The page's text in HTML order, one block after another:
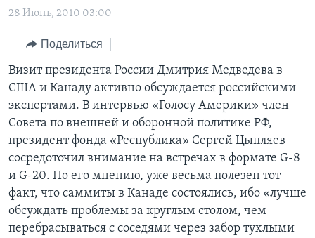
Перейти
поиск
ПОЧЕМУ ЭТО ВАЖНО?
ДИСКУССИЯ VOA
ДЕТАЛИ
НЬЮ-ЙОРК NEW YORK
АМЕРИКА. БОЛЬШОЕ ПУТЕШЕСТВИЕ
А КАК В АМЕРИКЕ?
АРТЕФАКТЫ
АМЕРИКАНСКИЕ ГОРОДКИ
ТЕСТЫ
ФАКТЫ ПРОТИВ ФЕЙКОВ
ЗА СВОБОДУ ПРЕССЫ
УЧИМ АНГЛИЙСКИЙ
ВИДЕО
ПОДПИСКА НА НОВОСТИ
Learning English
СОЦИАЛЬНЫЕ СЕТИ
28 Июнь, 2010 03:00
Поделиться
Визит президента России Дмитрия Медведева в
США и Канаду активно обсуждается российскими
экспертами. В интервью «Голосу Америки» член
Совета по внешней и оборонной политике РФ,
президент фонда «Республика» Сергей Цыпляев
сосредоточил внимание на встречах в формате G-8
и G-20. По его мнению, уже весьма полезен тот
факт, что саммиты в Канаде состоялись, ибо «лучше
обсуждать проблемы за круглым столом, чем
перебрасываться с соседями через забор тухлыми